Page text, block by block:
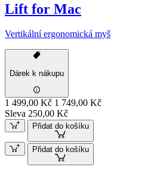
Lift for Mac
Vertikální ergonomická myš
Dárek k nákupu
1 499,00 Kč 1 749,00 Kč
Sleva 250,00 Kč
Přidat do košíku
Přidat do košíku